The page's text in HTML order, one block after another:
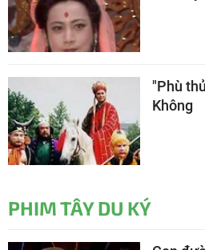
"Phù
Không
PHIM TÂY DU KÝ